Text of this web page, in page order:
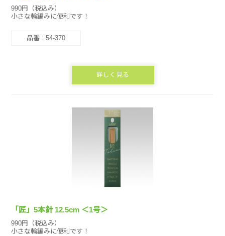
990円（税込み）
小さな輪編みに便利です！
品番 : 54-370
詳しく見る
「匠」5本針 12.5cm ＜1号＞
990円（税込み）
小さな輪編みに便利です！